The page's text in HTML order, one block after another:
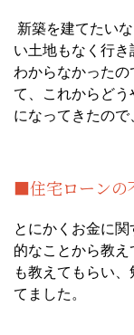
新築を建てたい
い土地もなく行
わからなかった
て、これからど
になってきたので
■住宅ローンの
とにかくお金に
的なことから教
も教えてもらい
てました。